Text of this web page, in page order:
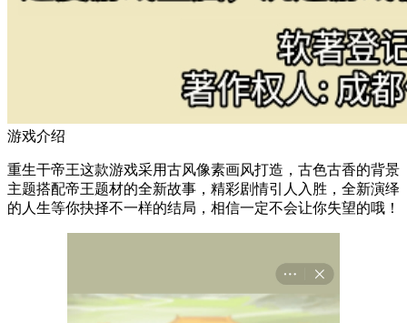
游戏介绍
重生干帝王这款游戏采用古风像素画风打造，古色古香的背景
主题搭配帝王题材的全新故事，精彩剧情引人入胜，全新演绎
的人生等你抉择不一样的结局，相信一定不会让你失望的哦！